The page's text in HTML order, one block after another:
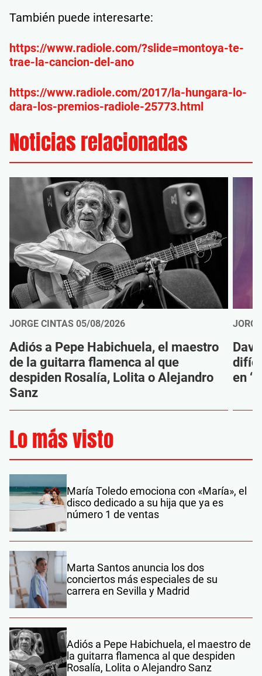
También puede interesarte:
https://www.radiole.com/?slide=montoya-te-
trae-la-cancion-del-ano
https://www.radiole.com/2017/la-hungara-lo-
dara-los-premios-radiole-25773.html
Noticias relacionadas
JORGE CINTAS 05/08/2026
Adiós a Pepe Habichuela, el maestro
de la guitarra flamenca al que
despiden Rosalía, Lolita o Alejandro
Sanz
en
Lo más visto
María Toledo emociona con «María», el
disco dedicado a su hija que ya es
número 1 de ventas
Marta Santos anuncia los dos
conciertos más especiales de su
carrera en Sevilla y Madrid
Adiós a Pepe Habichuela, el maestro de
la guitarra flamenca al que despiden
Rosalía, Lolita o Alejandro Sanz